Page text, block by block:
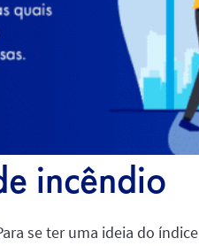
incêndio
se ter uma ideia do